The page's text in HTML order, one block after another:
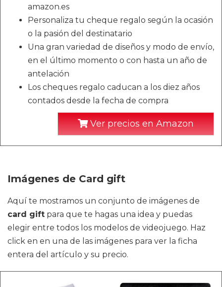
amazon.es
Personaliza tu cheque regalo según la ocasión
o la pasión del destinatario
Una gran variedad de diseños y modo de envío,
en el último momento o con hasta un año de
antelación
Los cheques regalo caducan a los diez años
contados desde la fecha de compra
Ver precios en Amazon
Imágenes de Card gift
Aquí te mostramos un conjunto de imágenes de
card gift para que te hagas una idea y puedas
elegir entre todos los modelos de videojuego. Haz
click en en una de las imágenes para ver la ficha
entera del artículo y su precio.